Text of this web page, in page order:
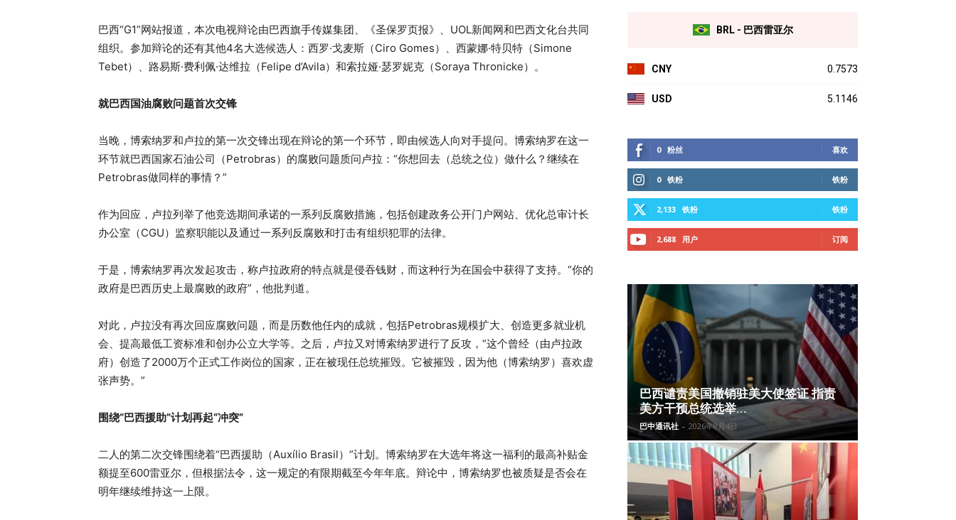
巴西“G1”网站报道，本次电视辩论由巴西旗手传媒集团、《圣保罗页报》、UOL新闻网和巴西文化台共同
组织。参加辩论的还有其他4名大选候选人：西罗·戈麦斯（Ciro Gomes）、西蒙娜·特贝特（Simone
Tebet）、路易斯·费利佩·达维拉（Felipe d’Avila）和索拉娅·瑟罗妮克（Soraya Thronicke）。
就巴西国油腐败问题首次交锋
当晚，博索纳罗和卢拉的第一次交锋出现在辩论的第一个环节，即由候选人向对手提问。博索纳罗在这一
环节就巴西国家石油公司（Petrobras）的腐败问题质问卢拉：“你想回去（总统之位）做什么？继续在
Petrobras做同样的事情？”
作为回应，卢拉列举了他竞选期间承诺的一系列反腐败措施，包括创建政务公开门户网站、优化总审计长
办公室（CGU）监察职能以及通过一系列反腐败和打击有组织犯罪的法律。
于是，博索纳罗再次发起攻击，称卢拉政府的特点就是侵吞钱财，而这种行为在国会中获得了支持。“你的
政府是巴西历史上最腐败的政府”，他批判道。
对此，卢拉没有再次回应腐败问题，而是历数他任内的成就，包括Petrobras规模扩大、创造更多就业机
会、提高最低工资标准和创办公立大学等。之后，卢拉又对博索纳罗进行了反攻，“这个曾经（由卢拉政
府）创造了2000万个正式工作岗位的国家，正在被现任总统摧毁。它被摧毁，因为他（博索纳罗）喜欢虚
张声势。”
围绕“巴西援助”计划再起“冲突”
二人的第二次交锋围绕着“巴西援助（Auxílio Brasil）”计划。博索纳罗在大选年将这一福利的最高补贴金
额提至600雷亚尔，但根据法令，这一规定的有限期截至今年年底。辩论中，博索纳罗也被质疑是否会在
明年继续维持这一上限。
BRL - 巴西雷亚尔
CNY 0.7573
USD 5.1146
0 粉丝 喜欢
0 铁粉 铁粉
2,133 铁粉 铁粉
2,688 用户 订阅
巴西谴责美国撤销驻美大使签证 指责
美方干预总统选举...
巴中通讯社 - 2026年8月4日